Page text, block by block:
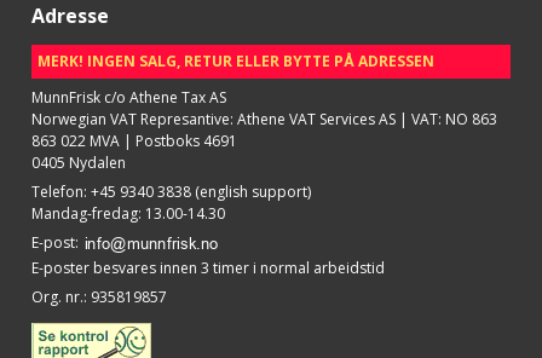
Adresse
MERK! INGEN SALG, RETUR ELLER BYTTE PÅ ADRESSEN
MunnFrisk c/o Athene Tax AS
Norwegian VAT Represantive: Athene VAT Services AS | VAT: NO 863
863 022 MVA | Postboks 4691
0405 Nydalen
Telefon: +45 9340 3838 (english support)
Mandag-fredag: 13.00-14.30
E-post:
E-poster besvares innen 3 timer i normal arbeidstid
Org. nr.: 935819857